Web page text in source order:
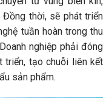
thời, sẽ phát triển
tuần hoàn trong thu
nghiệp phải đóng
tạo chuỗi liên kết
sản phẩm.